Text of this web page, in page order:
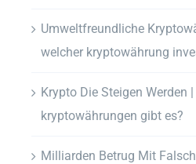
Umweltfreundliche
welcher kryptowährung
Krypto Die Steigen Werden
kryptowährungen gibt es?
Milliarden Betrug Mit